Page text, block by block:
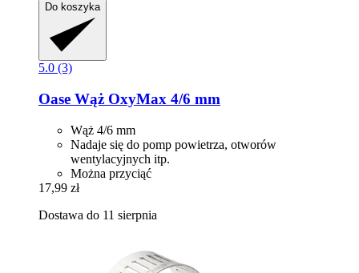
Do koszyka
5.0 (3)
Oase Wąż OxyMax 4/6 mm
Wąż 4/6 mm
Nadaje się do pomp powietrza, otworów
wentylacyjnych itp.
Można przyciąć
17,99 zł
Dostawa do 11 sierpnia